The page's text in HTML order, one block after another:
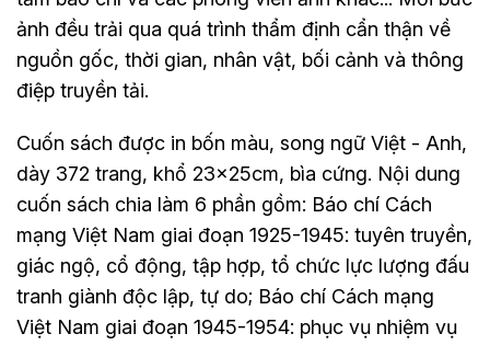
ảnh đều trải qua quá trình thẩm định cẩn thận về
nguồn gốc, thời gian, nhân vật, bối cảnh và thông
điệp truyền tải.
Cuốn sách được in bốn màu, song ngữ Việt - Anh,
dày 372 trang, khổ 23x25cm, bìa cứng. Nội dung
cuốn sách chia làm 6 phần gồm: Báo chí Cách
mạng Việt Nam giai đoạn 1925-1945: tuyên truyền,
giác ngộ, cổ động, tập hợp, tổ chức lực lượng đấu
tranh giành độc lập, tự do; Báo chí Cách mạng
Việt Nam giai đoạn 1945-1954: phục vụ nhiệm vụ